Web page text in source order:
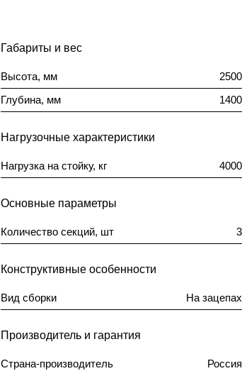
Габариты и вес
Высота, мм 2500
Глубина, мм
1400
Нагрузочные характеристики
Нагрузка на стойку, кг 4000
Основные параметры
Количество секций, шт 3
Конструктивные особенности
Вид сборки На зацепах
Производитель и гарантия
Страна-производитель Россия